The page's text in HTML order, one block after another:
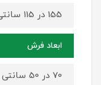
155 در 115 سانتی متر (برای سایز 140 در 100)
ابعاد فرش
70 در 50 سانتی متر